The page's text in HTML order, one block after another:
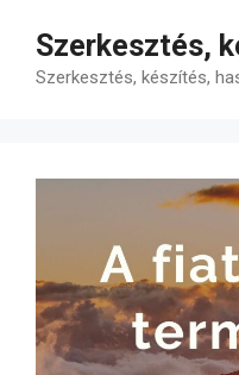
tartalomba
Szerkesztés,
Szerkesztés, készítés,